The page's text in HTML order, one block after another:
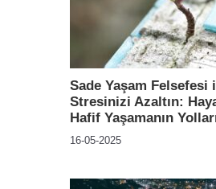
Sade Yaşam Felsefesi
Stresinizi Azaltın:
Hafif Yaşamanın
16-05-2025